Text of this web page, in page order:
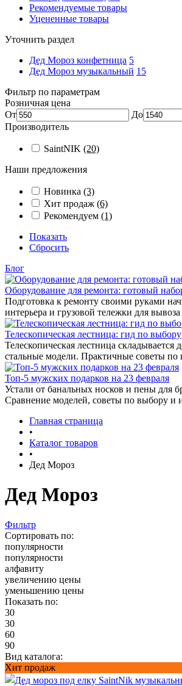
Рекомендуемые товары
Уцененные товары
Уточнить раздел
Дед Мороз конфетница 5
Дед Мороз музыкальный 15
Фильтр по параметрам
Розничная цена
От
До
Производитель
SaintNIK (20)
Наши предложения
Новинка (3)
Хит продаж (6)
Рекомендуем (1)
Показать
Сбросить
Блог
Оборудование для ремонта: готовый
Подготовка к ремонту своими руками
интерьера и грузовой тележки для
Телескопическая лестница: гид по выбору
Телескопическая лестница
стальные модели. Практичные советы по
Топ-5 мужских подарков на 23 февраля
Устали от банальных носков и пены для
Сравнение моделей, советы по выбору и
Главная страница
•
Каталог товаров
•
Дед Мороз
Дед Мороз
Фильтр
Сортировать по:
популярности
популярности
алфавиту
увеличению цены
уменьшению цены
Показать по:
30
30
60
90
Вид каталога:
Хит продаж